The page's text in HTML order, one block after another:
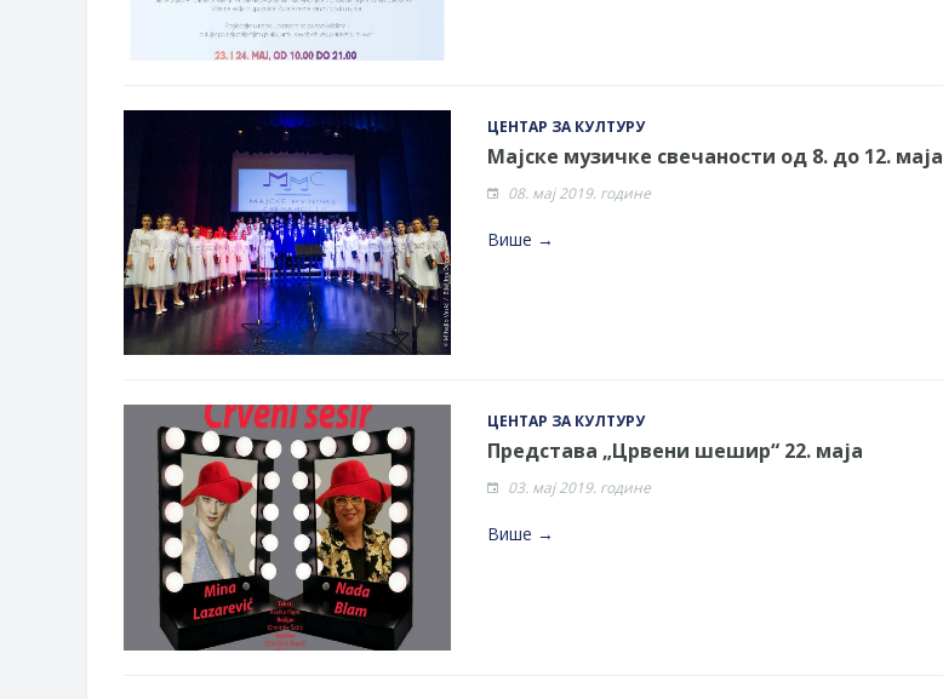
ЦЕНТАР ЗА КУЛТУРУ
Мајске музичке свечаности од 8. до 12. маја
08. мај 2019. године
Више →
ЦЕНТАР ЗА КУЛТУРУ
Представа „Црвени шешир“ 22. маја
03. мај 2019. године
Више →